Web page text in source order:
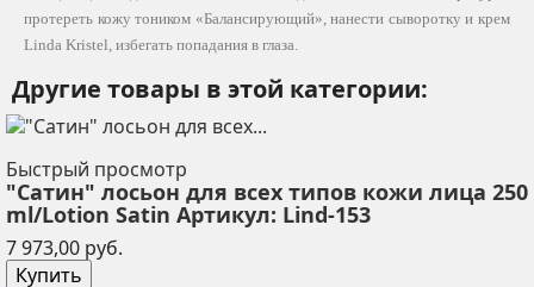
протереть кожу тоником «Балансирующий», нанести сыворотку и крем
Linda Kristel, избегать попадания в глаза.
Другие товары в этой категории:
Быстрый просмотр
"Сатин" лосьон для всех типов кожи лица 250
ml/Lotion Satin Артикул: Lind-153
7 973,00 руб.
Купить